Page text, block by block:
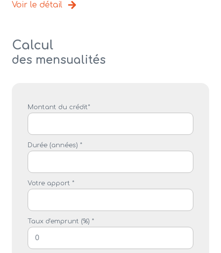
Voir le détail
Calcul
des mensualités
Montant du crédit*
Durée (années) *
Votre apport *
Taux d'emprunt (%) *